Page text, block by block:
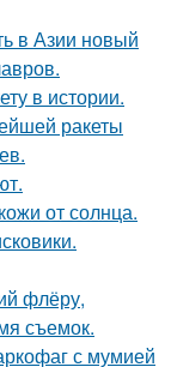
в Азии новый
в истории.
ракеты
от солнца.
флёру,
съемок.
с мумией